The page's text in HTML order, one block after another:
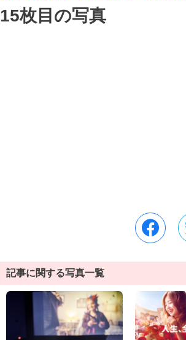
15枚目の写真
記事に関する写真一覧